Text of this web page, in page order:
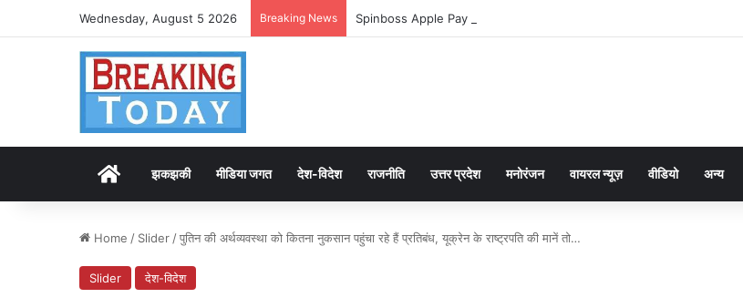
Wednesday, August 5 2026 Breaking News Spinboss Apple Pay dla graczy na iPhone
Homeझकझकी मीडिया जगत देश-विदेश राजनीति उत्तर प्रदेश मनोरंजन वायरल न्यूज़ वीडियो अन्य
Home / Slider /पुतिन की अर्थव्यवस्था को कितना नुकसान पहुंचा रहे हैं प्रतिबंध, यूक्रेन के राष्ट्रपति की मानें तो…
Slider देश-विदेश